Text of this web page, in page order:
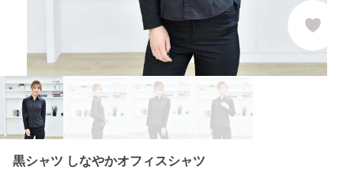
黒シャツ しなやかオフィスシャツ